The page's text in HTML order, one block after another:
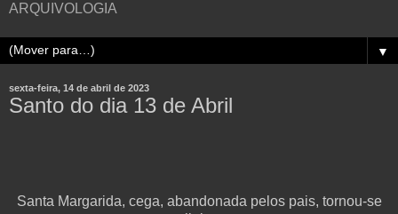
ARQUIVOLOGIA
▼
sexta-feira, 14 de abril de 2023
Santo do dia 13 de Abril
Santa Margarida, cega, abandonada pelos pais, tornou-se